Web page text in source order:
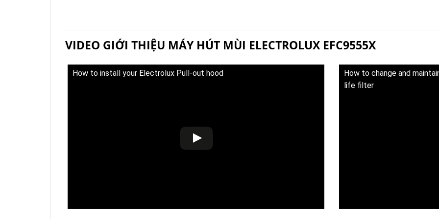
VIDEO GIỚI THIỆU MÁY HÚT MÙI ELECTROLUX EFC9555X
How to install your Electrolux Pull-out hood
How to change and
life filter